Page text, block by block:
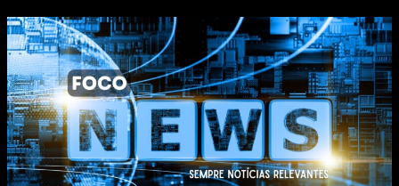
Christianity
Today
destaca
diálogo
inter-
religioso
ao
analisar